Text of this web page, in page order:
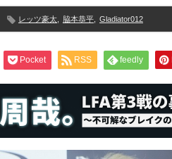
レッツ豪太 脇本恭平 Gladiator012
Pocket RSS feedly